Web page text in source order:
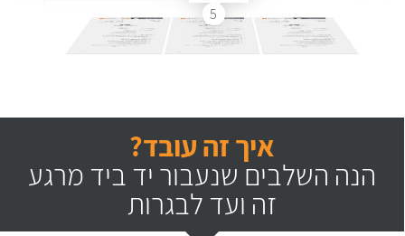
5
איך זה עובד?
הנה השלבים שנעבור יד ביד מרגע
זה ועד לבגרות